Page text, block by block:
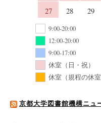
27
28 29
9:00-20:00
12:00-20:00
9:00-17:00
休室（日・祝）
休室（規程の休室
京都大学図書館機構ニュ